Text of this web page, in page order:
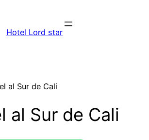
Hotel Lord star
al Sur de Cali
al Sur de Cali